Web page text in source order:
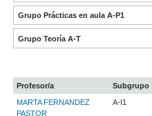
Grupo Prácticas en aula A-P1
Grupo Teoría A-T
Profesor/a Subgrupo
MARTA FERNANDEZ
PASTOR
A-I1